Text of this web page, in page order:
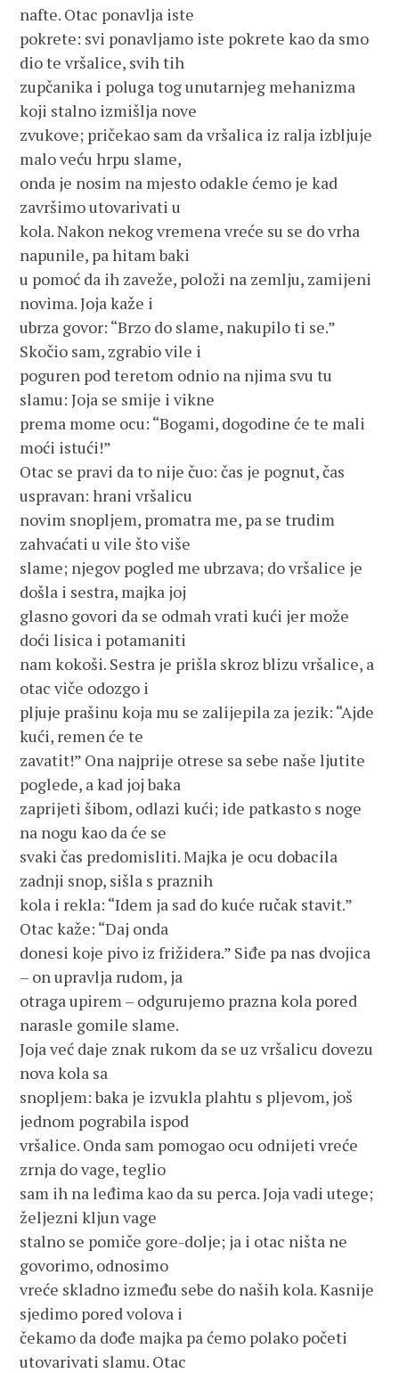
nafte. Otac ponavlja iste
pokrete: svi ponavljamo iste pokrete kao da smo
dio te vršalice, svih tih
zupčanika i poluga tog unutarnjeg mehanizma
koji stalno izmišlja nove
zvukove; pričekao sam da vršalica iz ralja izbljuje
malo veću hrpu slame,
onda je nosim na mjesto odakle ćemo je kad
završimo utovarivati u
kola. Nakon nekog vremena vreće su se do vrha
napunile, pa hitam baki
u pomoć da ih zaveže, položi na zemlju, zamijeni
novima. Joja kaže i
ubrza govor: “Brzo do slame, nakupilo ti se.”
Skočio sam, zgrabio vile i
poguren pod teretom odnio na njima svu tu
slamu: Joja se smije i vikne
prema mome ocu: “Bogami, dogodine će te mali
moći istući!”
Otac se pravi da to nije čuo: čas je pognut, čas
uspravan: hrani vršalicu
novim snopljem, promatra me, pa se trudim
zahvaćati u vile što više
slame; njegov pogled me ubrzava; do vršalice je
došla i sestra, majka joj
glasno govori da se odmah vrati kući jer može
doći lisica i potamaniti
nam kokoši. Sestra je prišla skroz blizu vršalice, a
otac viče odozgo i
pljuje prašinu koja mu se zalijepila za jezik: “Ajde
kući, remen će te
zavatit!” Ona najprije otrese sa sebe naše ljutite
poglede, a kad joj baka
zaprijeti šibom, odlazi kući; ide patkasto s noge
na nogu kao da će se
svaki čas predomisliti. Majka je ocu dobacila
zadnji snop, sišla s praznih
kola i rekla: “Idem ja sad do kuće ručak stavit.”
Otac kaže: “Daj onda
donesi koje pivo iz frižidera.” Siđe pa nas dvojica
– on upravlja rudom, ja
otraga upirem – odgurujemo prazna kola pored
narasle gomile slame.
Joja već daje znak rukom da se uz vršalicu dovezu
nova kola sa
snopljem: baka je izvukla plahtu s pljevom, još
jednom pograbila ispod
vršalice. Onda sam pomogao ocu odnijeti vreće
zrnja do vage, teglio
sam ih na leđima kao da su perca. Joja vadi utege;
željezni kljun vage
stalno se pomiče gore-dolje; ja i otac ništa ne
govorimo, odnosimo
vreće skladno između sebe do naših kola. Kasnije
sjedimo pored volova i
čekamo da dođe majka pa ćemo polako početi
utovarivati slamu. Otac